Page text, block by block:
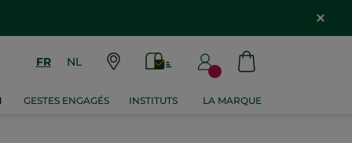
FR NL
GESTES ENGAGÉS INSTITUTS LA MARQUE